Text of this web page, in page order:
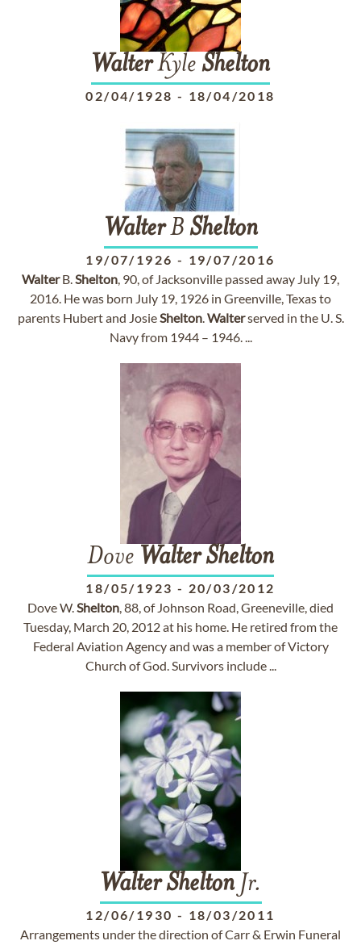
WalterKyle Shelton
02/04/1928 - 18/04/2018
WalterB Shelton
19/07/1926 - 19/07/2016
WalterB.Shelton, 90, of Jacksonville passed away July 19,
2016. He was born July 19, 1926 in Greenville, Texas to
parents Hubert and JosieShelton.Walterserved in the U. S.
Navy from 1944 – 1946. ...
Dove WalterShelton
18/05/1923 - 20/03/2012
Dove W.Shelton, 88, of Johnson Road, Greeneville, died
Tuesday, March 20, 2012 at his home. He retired from the
Federal Aviation Agency and was a member of Victory
Church of God. Survivors include ...
Walter SheltonJr.
12/06/1930 - 18/03/2011
Arrangements under the direction of Carr & Erwin Funeral